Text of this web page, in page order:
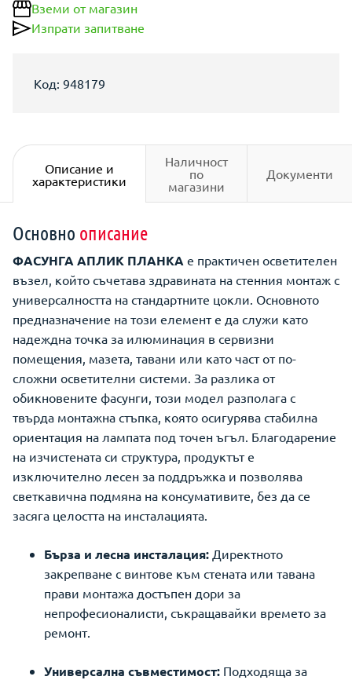
Вземи от магазин
Изпрати запитване
Код: 948179
Описание и
характеристики
Наличност
по
магазини
Документи
Основно описание
ФАСУНГА АПЛИК ПЛАНКА е практичен осветителен
възел, който съчетава здравината на стенния монтаж с
универсалността на стандартните цокли. Основното
предназначение на този елемент е да служи като
надеждна точка за илюминация в сервизни
помещения, мазета, тавани или като част от по-
сложни осветителни системи. За разлика от
обикновените фасунги, този модел разполага с
твърда монтажна стъпка, която осигурява стабилна
ориентация на лампата под точен ъгъл. Благодарение
на изчистената си структура, продуктът е
изключително лесен за поддръжка и позволява
светкавична подмяна на консумативите, без да се
засяга целостта на инсталацията.
Бърза и лесна инсталация: Директното
закрепване с винтове към стената или тавана
прави монтажа достъпен дори за
непрофесионалисти, съкращавайки времето за
ремонт.
Универсална съвместимост: Подходяща за